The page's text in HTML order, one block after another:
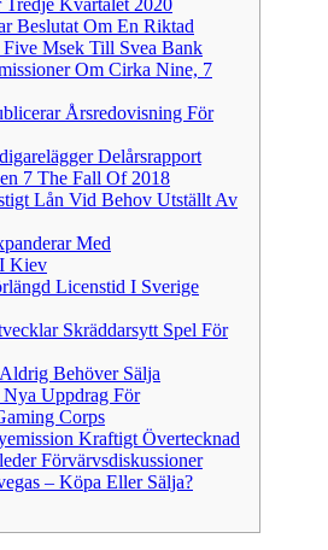
Beslutat Om En Riktad
Msek Till Svea Bank
Om Cirka Nine, 7
Årsredovisning För
Delårsrapport
7 The Fall Of 2018
Lån Vid Behov Utställt Av
Med
Kiev
Licenstid I Sverige
Skräddarsytt Spel För
Behöver Sälja
Nya Uppdrag För
Corps
Kraftigt Övertecknad
Förvärvsdiskussioner
– Köpa Eller Sälja?